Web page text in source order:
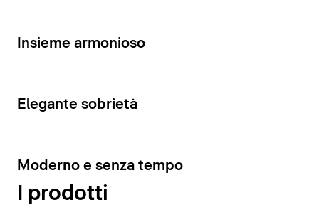
14
Insieme armonioso
15
Elegante sobrietà
10
Moderno e senza tempo
I prodotti